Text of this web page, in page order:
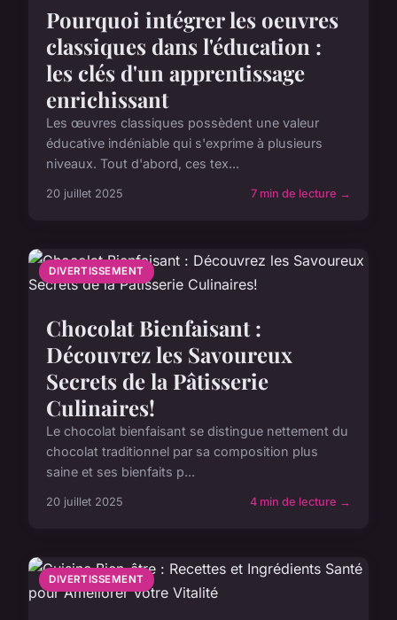
Pourquoi intégrer les oeuvres
classiques dans l'éducation :
les clés d'un apprentissage
enrichissant
Les œuvres classiques possèdent une valeur
éducative indéniable qui s'exprime à plusieurs
niveaux. Tout d'abord, ces tex...
20 juillet 2025 7 min de lecture →
DIVERTISSEMENT
Chocolat Bienfaisant :
Découvrez les Savoureux
Secrets de la Pâtisserie
Culinaires!
Le chocolat bienfaisant se distingue nettement du
chocolat traditionnel par sa composition plus
saine et ses bienfaits p...
20 juillet 2025 4 min de lecture →
DIVERTISSEMENT